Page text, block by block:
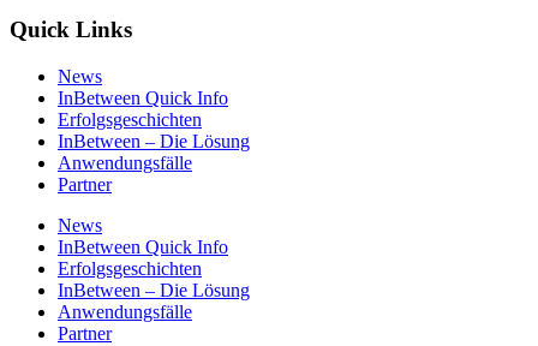
Quick Links
News
InBetween Quick Info
Erfolgsgeschichten
InBetween – Die Lösung
Anwendungsfälle
Partner
News
InBetween Quick Info
Erfolgsgeschichten
InBetween – Die Lösung
Anwendungsfälle
Partner